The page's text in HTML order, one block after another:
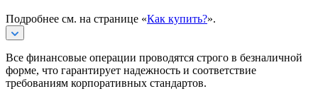
Подробнее см. на странице «Как купить?».
Все финансовые операции проводятся строго в безналичной
форме, что гарантирует надежность и соответствие
требованиям корпоративных стандартов.